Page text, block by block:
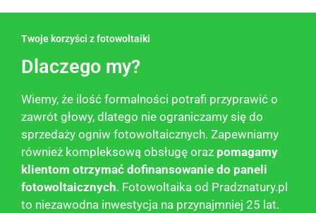
Twoje korzyści z fotowoltaiki
Dlaczego my?
Wiemy, że ilość formalności potrafi przyprawić o
zawrót głowy, dlatego nie ograniczamy się do
sprzedaży ogniw fotowoltaicznych. Zapewniamy
również kompleksową obsługę oraz pomagamy
klientom otrzymać dofinansowanie do paneli
fotowoltaicznych. Fotowoltaika od Pradznatury.pl
to niezawodna inwestycja na przynajmniej 25 lat.